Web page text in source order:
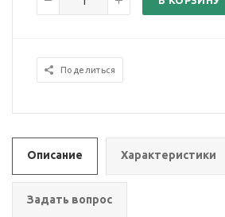
Поделиться
Описание Характеристики
Задать вопрос